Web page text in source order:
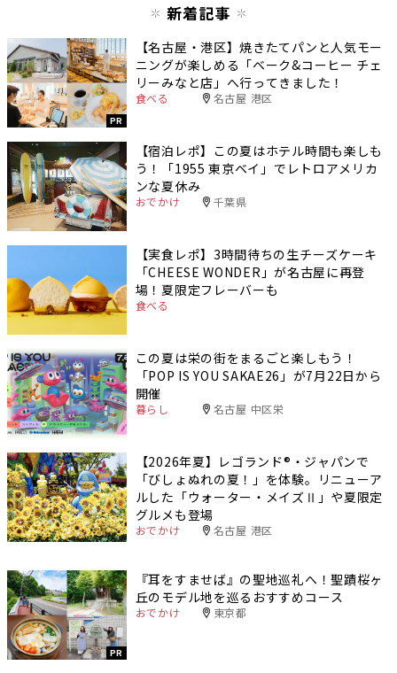
新着記事
PR
【名古屋・港区】焼きたてパンと人気モー
ニングが楽しめる「ベーク&コーヒー チェ
リーみなと店」へ行ってきました！
食べる 名古屋 港区
【宿泊レポ】この夏はホテル時間も楽しも
う！「1955 東京ベイ」でレトロアメリカ
ンな夏休み
おでかけ 千葉県
【実食レポ】3時間待ちの生チーズケーキ
「CHEESE WONDER」が名古屋に再登
場！夏限定フレーバーも
食べる
この夏は栄の街をまるごと楽しもう！
「POP IS YOU SAKAE26」が7月22日から
開催
暮らし 名古屋 中区栄
【2026年夏】レゴランド®・ジャパンで
「びしょぬれの夏！」を体験。リニューア
ルした「ウォーター・メイズⅡ」や夏限定
グルメも登場
おでかけ 名古屋 港区
PR
『耳をすませば』の聖地巡礼へ！聖蹟桜ヶ
丘のモデル地を巡るおすすめコース
おでかけ 東京都